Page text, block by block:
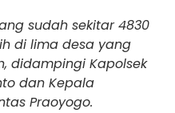
sudah sekitar 4830
di lima desa yang
didampingi Kapolsek
dan Kepala
Praoyogo.